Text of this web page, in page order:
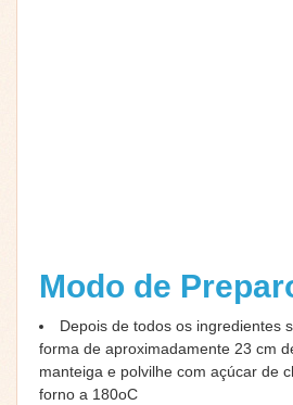
Modo de
Depois de todos os ingredientes
forma de aproximadamente 23 cm
manteiga e polvilhe com açúcar de
forno a 180oC